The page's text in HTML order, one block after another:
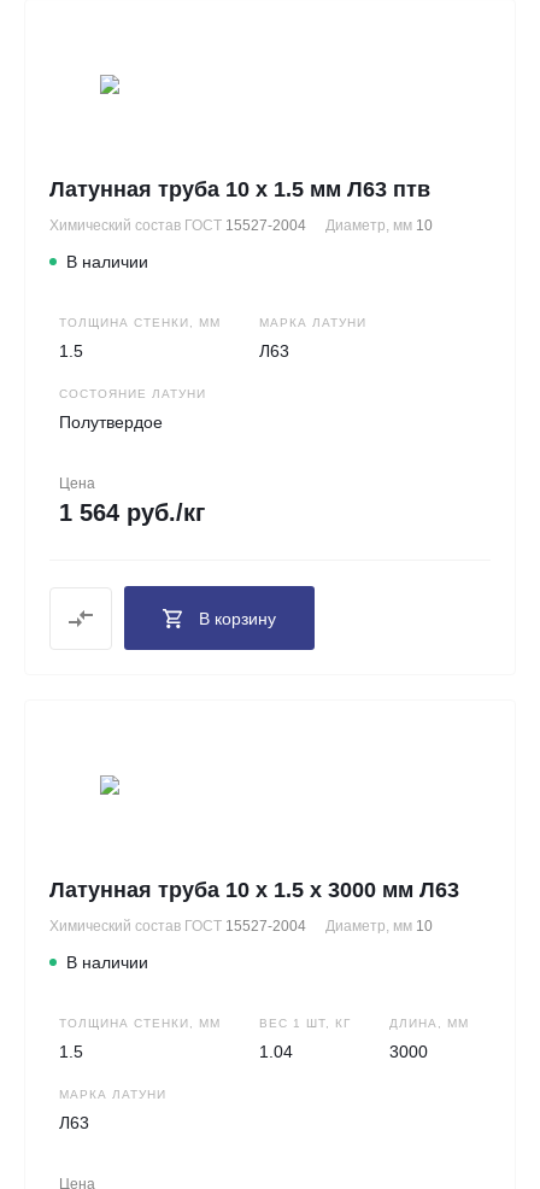
Латунная труба 10 х 1.5 мм Л63 птв
Химический состав ГОСТ 15527-2004 Диаметр, мм 10
В наличии
ТОЛЩИНА СТЕНКИ, ММ
1.5
МАРКА ЛАТУНИ
Л63
СОСТОЯНИЕ ЛАТУНИ
Полутвердое
Цена
1 564 руб./кг
В корзину
Латунная труба 10 х 1.5 х 3000 мм Л63
Химический состав ГОСТ 15527-2004 Диаметр, мм 10
В наличии
ТОЛЩИНА СТЕНКИ, ММ
1.5
ВЕС 1 ШТ, КГ
1.04
ДЛИНА, ММ
3000
МАРКА ЛАТУНИ
Л63
Цена